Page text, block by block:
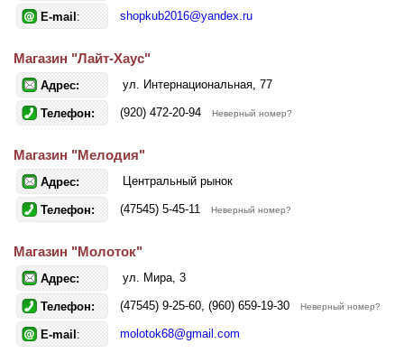
E-mail : shopkub2016@yandex.ru
Магазин "Лайт-Хаус"
Адрес: ул. Интернациональная, 77
Телефон: (920) 472-20-94 Неверный номер?
Магазин "Мелодия"
Адрес: Центральный рынок
Телефон: (47545) 5-45-11 Неверный номер?
Магазин "Молоток"
Адрес: ул. Мира, 3
Телефон: (47545) 9-25-60, (960) 659-19-30 Неверный номер?
E-mail : molotok68@gmail.com